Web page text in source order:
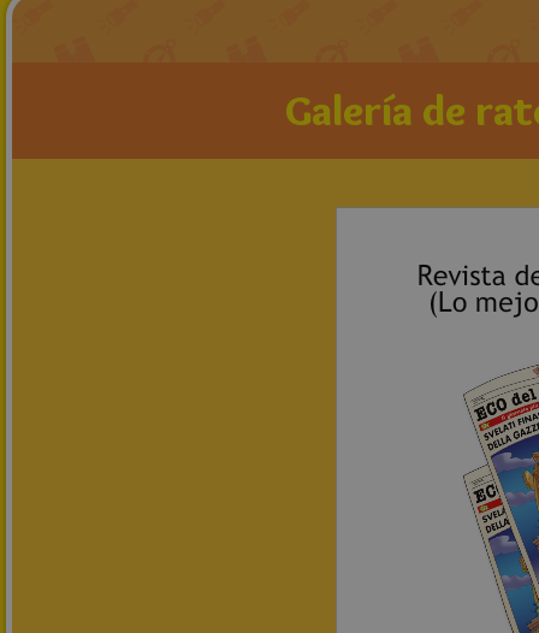
Galería de